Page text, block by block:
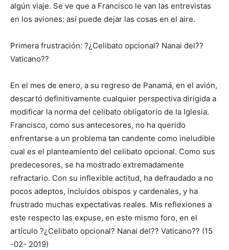
algún viaje. Se ve que a Francisco le van las entrevistas
en los aviones: así puede dejar las cosas en el aire.
Primera frustración: ?¿Celibato opcional? Nanai del??
Vaticano??
En el mes de enero, a su regreso de Panamá, en el avión,
descartó definitivamente cualquier perspectiva dirigida a
modificar la norma del celibato obligatorio de la Iglesia.
Francisco, como sus antecesores, no ha querido
enfrentarse a un problema tan candente como ineludible
cual es el planteamiento del celibato opcional. Como sus
predecesores, se ha mostrado extremadamente
refractario. Con su inflexible actitud, ha defraudado a no
pocos adeptos, incluidos obispos y cardenales, y ha
frustrado muchas expectativas reales. Mis reflexiones a
este respecto las expuse, en este mismo foro, en el
artículo ?¿Celibato opcional? Nanai del?? Vaticano?? (15
-02- 2019)